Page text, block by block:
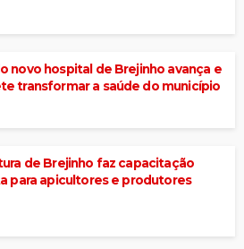
novo hospital de Brejinho avança e
transformar a saúde do município
de Brejinho faz capacitação
para apicultores e produtores